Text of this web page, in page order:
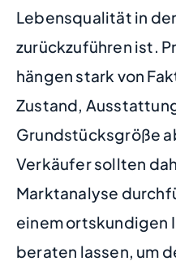
Lebensqualität in
zurückzuführen ist.
hängen stark von
Zustand,
Grundstücksgröße
Verkäufer sollten
Marktanalyse
einem ortskundigen
beraten lassen, um